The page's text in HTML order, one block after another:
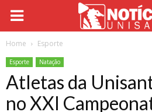
Home Esporte
Esporte Natação
Atletas da
no XXI